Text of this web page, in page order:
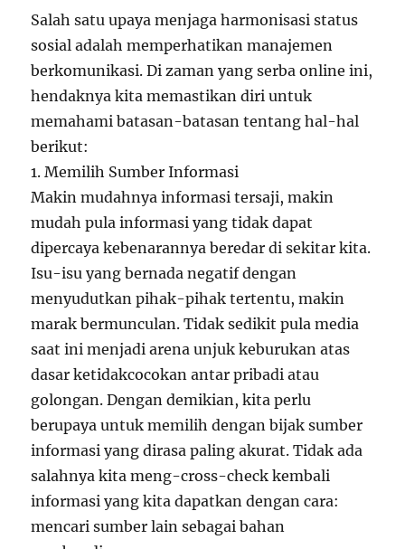
Salah satu upaya menjaga harmonisasi status
sosial adalah memperhatikan manajemen
berkomunikasi. Di zaman yang serba online ini,
hendaknya kita memastikan diri untuk
memahami batasan-batasan tentang hal-hal
berikut:
1. Memilih Sumber Informasi
Makin mudahnya informasi tersaji, makin
mudah pula informasi yang tidak dapat
dipercaya kebenarannya beredar di sekitar kita.
Isu-isu yang bernada negatif dengan
menyudutkan pihak-pihak tertentu, makin
marak bermunculan. Tidak sedikit pula media
saat ini menjadi arena unjuk keburukan atas
dasar ketidakcocokan antar pribadi atau
golongan. Dengan demikian, kita perlu
berupaya untuk memilih dengan bijak sumber
informasi yang dirasa paling akurat. Tidak ada
salahnya kita meng-cross-check kembali
informasi yang kita dapatkan dengan cara:
mencari sumber lain sebagai bahan